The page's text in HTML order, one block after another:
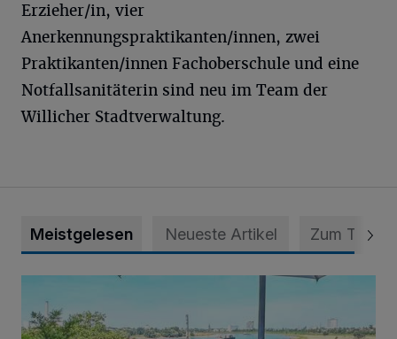
Erzieher/in, vier
Anerkennungspraktikanten/innen, zwei
Praktikanten/innen Fachoberschule und eine
Notfallsanitäterin sind neu im Team der
Willicher Stadtverwaltung.
Meistgelesen Neueste Artikel Zum Thema